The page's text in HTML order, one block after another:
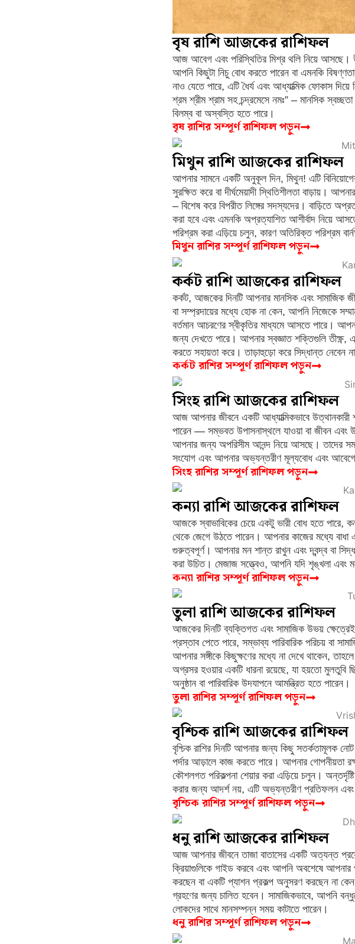
বৃষ রাশি আজকের রাশিফল
আজ আবেগ এবং পরিস্থিতির মিশ্র থলি নিয়ে আসছে।
আপনি কিছুটা নিচু বোধ করতে পারেন বা এমনকি
নাও যেতে পারে, এটি ধৈর্য এবং আধ্যাত্মিক ফোকাস
শ্রম শ্রীম শ্রাম সহ চন্দ্রমেসে নমঃ” – মানসিক
বিলম্ব বা অস্বস্তি হতে পারে।
বৃষ রাশির সম্পূর্ণ রাশিফল পড়ুন
মিথুন রাশি আজকের রাশিফল
আপনার সামনে একটি অনুকূল দিন, মিথুন! এটি
সুরক্ষিত করে বা দীর্ঘমেয়াদী স্থিতিশীলতা বাড়ায়।
– বিশেষ করে বিপরীত লিঙ্গের সদস্যদের। বাড়িতে
করা হবে এবং এমনকি অপ্রত্যাশিত আশীর্বাদ নিয়ে
পরিশ্রম করা এড়িয়ে চলুন, কারণ অতিরিক্ত পরিশ্রম
মিথুন রাশির সম্পূর্ণ রাশিফল পড়ুন
কর্কট রাশি আজকের রাশিফল
কর্কট, আজকের দিনটি আপনার মানসিক এবং সামাজিক
বা সম্প্রদায়ের মধ্যে হোক না কেন, আপনি নিজেকে
বর্তমান আচরণের স্বীকৃতির মাধ্যমে আসতে পারে।
জন্য দেখতে পারে। আপনার স্বজ্ঞাত শক্তিগুলি তীক্ষ্ণ,
করতে সহায়তা করে। তাড়াহুড়ো করে সিদ্ধান্ত নেবেন
কর্কট রাশির সম্পূর্ণ রাশিফল পড়ুন
সিংহ রাশি আজকের রাশিফল
আজ আপনার জীবনে একটি আধ্যাত্মিকভাবে
পারেন — সম্ভবত উপাসনাস্থলে যাওয়া বা জীবন এবং
আপনার জন্য অপরিসীম আনন্দ নিয়ে আসছে। তাদের
সংযোগ এবং আপনার অভ্যন্তরীণ মূল্যবোধ এবং
সিংহ রাশির সম্পূর্ণ রাশিফল পড়ুন
কন্যা রাশি আজকের রাশিফল
আজকে স্বাভাবিকের চেয়ে একটু ভারী বোধ হতে পারে,
থেকে জেগে উঠতে পারেন। আপনার কাজের মধ্যে
গুরুত্বপূর্ণ। আপনার মন শান্ত রাখুন এবং দ্বন্দ্ব বা
করা উচিত। মেজাজ সত্ত্বেও, আপনি যদি শৃঙ্খলা এবং
কন্যা রাশির সম্পূর্ণ রাশিফল পড়ুন
তুলা রাশি আজকের রাশিফল
আজকের দিনটি ব্যক্তিগত এবং সামাজিক উভয়
প্রস্তাব পেতে পারে, সম্ভাব্য পারিবারিক পরিচয় বা
আপনার সঙ্গীকে কিছুক্ষণের মধ্যে না দেখে থাকেন,
অগ্রসর হওয়ার একটি ধারনা রয়েছে, যা হয়তো
অনুষ্ঠান বা পারিবারিক উদযাপনে আমন্ত্রিত হতে পারেন।
তুলা রাশির সম্পূর্ণ রাশিফল পড়ুন
বৃশ্চিক রাশি আজকের রাশিফল
বৃশ্চিক রাশির দিনটি আপনার জন্য কিছু সতর্কতামূলক
পর্দার আড়ালে কাজ করতে পারে। আপনার গোপনীয়তা
কৌশলগত পরিকল্পনা শেয়ার করা এড়িয়ে চলুন।
করার জন্য আদর্শ নয়, এটি অভ্যন্তরীণ প্রতিফলন
বৃশ্চিক রাশির সম্পূর্ণ রাশিফল পড়ুন
ধনু রাশি আজকের রাশিফল
আজ আপনার জীবনে তাজা বাতাসের একটি অত্যন্ত
ক্রিয়াগুলিকে গাইড করবে এবং আপনি অবশেষে
করছেন বা একটি প্যাশন প্রকল্প অনুসরণ করছেন না
গ্রহণের জন্য চালিত হবেন। সামাজিকভাবে, আপনি
লোকদের সাথে মানসম্পন্ন সময় কাটাতে পারেন।
ধনু রাশির সম্পূর্ণ রাশিফল পড়ুন